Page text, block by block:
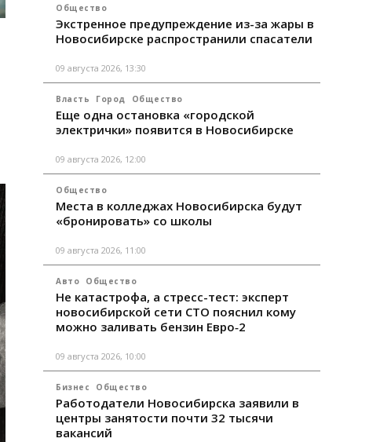
Общество
Экстренное предупреждение из-за жары в
Новосибирске распространили спасатели
09 августа 2026, 13:30
Власть Город Общество
Еще одна остановка «городской
электрички» появится в Новосибирске
09 августа 2026, 12:00
Общество
Места в колледжах Новосибирска будут
«бронировать» со школы
09 августа 2026, 11:00
Авто Общество
Не катастрофа, а стресс-тест: эксперт
новосибирской сети СТО пояснил кому
можно заливать бензин Евро‑2
09 августа 2026, 10:00
Бизнес Общество
Работодатели Новосибирска заявили в
центры занятости почти 32 тысячи
вакансий